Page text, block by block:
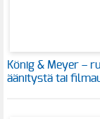
König & Meyer –
äänitystä tai